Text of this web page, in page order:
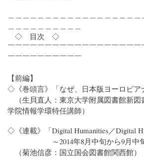
◇ 目次 ◇
￣￣￣￣￣￣￣￣￣￣￣￣￣￣￣￣￣
￣￣￣￣￣￣￣￣￣￣
【前編】
◇《巻頭言》「なぜ、日本版ヨーロピア
（生貝直人：東京大学附属図書館新図
学院情報学環特任講師）
◇《連載》「Digital Humanities／Digital
～2014年8月中旬から9月中旬
（菊池信彦：国立国会図書館関西館）